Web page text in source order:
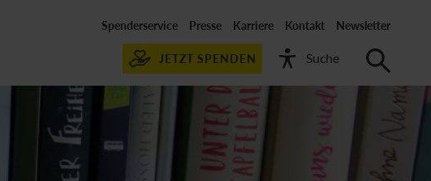
Spenderservice Presse Karriere Kontakt Newsletter
JETZT SPENDEN